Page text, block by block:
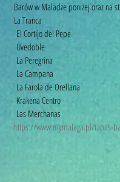
Barów w Maladze poniżej oraz na
La Tranca
El Cortijo del Pepe
Uvedoble
La Peregrina
La Campana
La Farola de Orellana
Krakena Centro
Las Merchanas
https://www.mymalaga.pl/tapas-